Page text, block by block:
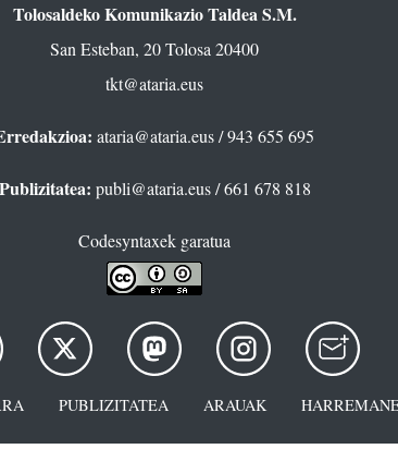
Tolosaldeko Komunikazio Taldea S.M.
San Esteban, 20 Tolosa 20400
tkt@ataria.eus
ataria@ataria.eus/ 943 655 695
Publizitatea: publi@ataria.eus/ 661 678 818
Codesyntaxek garatua
PUBLIZITATEA ARAUAK